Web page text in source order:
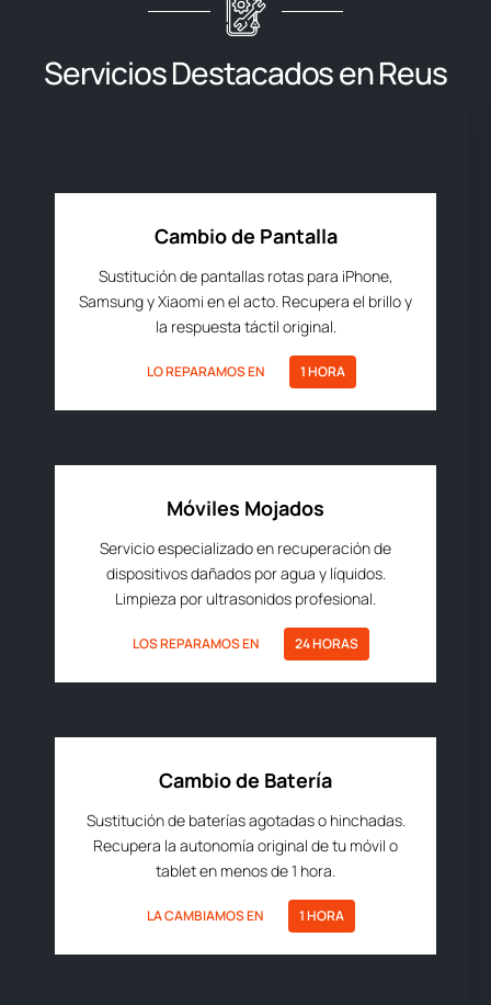
Servicios Destacados en Reus
Cambio de Pantalla
Sustitución de pantallas rotas para iPhone,
Samsung y Xiaomi en el acto. Recupera el brillo y
la respuesta táctil original.
LO REPARAMOS EN 1 HORA
Móviles Mojados
Servicio especializado en recuperación de
dispositivos dañados por agua y líquidos.
Limpieza por ultrasonidos profesional.
LOS REPARAMOS EN 24 HORAS
Cambio de Batería
Sustitución de baterías agotadas o hinchadas.
Recupera la autonomía original de tu móvil o
tablet en menos de 1 hora.
LA CAMBIAMOS EN 1 HORA